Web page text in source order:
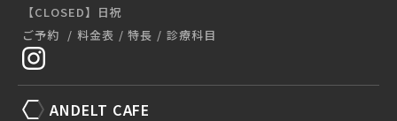
【CLOSED】日祝
ご予約
料金表 特長 診療科目
ANDELT CAFE